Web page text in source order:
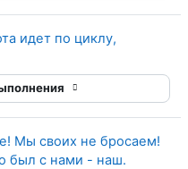
идет по циклу,
Мы своих не бросаем!
был с нами - наш.